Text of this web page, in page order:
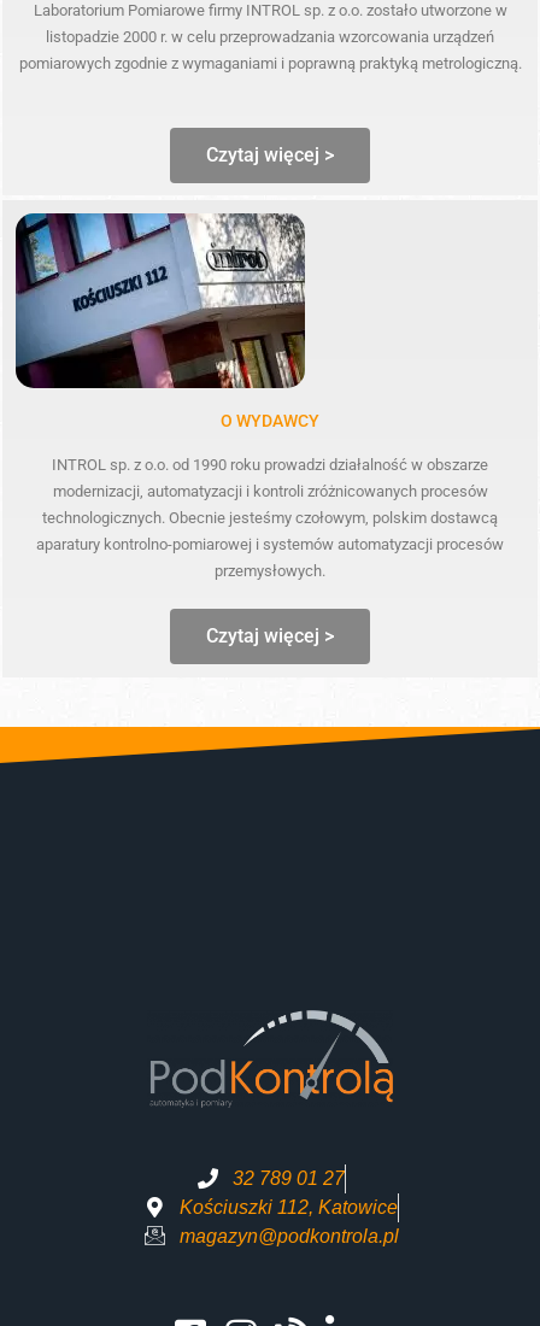
Laboratorium Pomiarowe firmy INTROL sp. z o.o. zostało utworzone w
listopadzie 2000 r. w celu przeprowadzania wzorcowania urządzeń
pomiarowych zgodnie z wymaganiami i poprawną praktyką metrologiczną.
Czytaj więcej >
O WYDAWCY
INTROL sp. z o.o. od 1990 roku prowadzi działalność w obszarze
modernizacji, automatyzacji i kontroli zróżnicowanych procesów
technologicznych. Obecnie jesteśmy czołowym, polskim dostawcą
aparatury kontrolno-pomiarowej i systemów automatyzacji procesów
przemysłowych.
Czytaj więcej >
32 789 01 27
Kościuszki 112, Katowice
magazyn@podkontrola.pl